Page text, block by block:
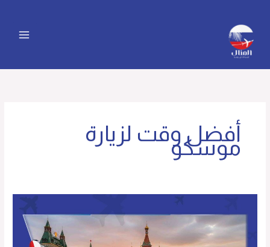
المحتوى
أفضل وقت لزيارة
موسكو
سياحية
موسكو: